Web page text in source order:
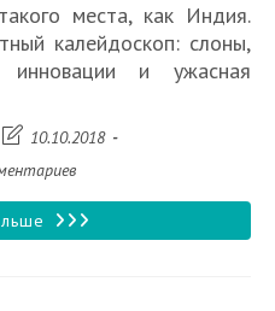
места, как Индия.
калейдоскоп: слоны,
инновации и ужасная
Запись10.10.2018
Что